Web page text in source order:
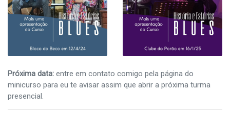
Próxima data: entre em contato comigo pela página do
minicurso para eu te avisar assim que abrir a próxima turma
presencial.